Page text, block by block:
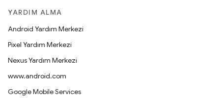
YARDIM ALMA
Android Yardım Merkezi
Pixel Yardım Merkezi
Nexus Yardım Merkezi
www.android.com
Google Mobile Services